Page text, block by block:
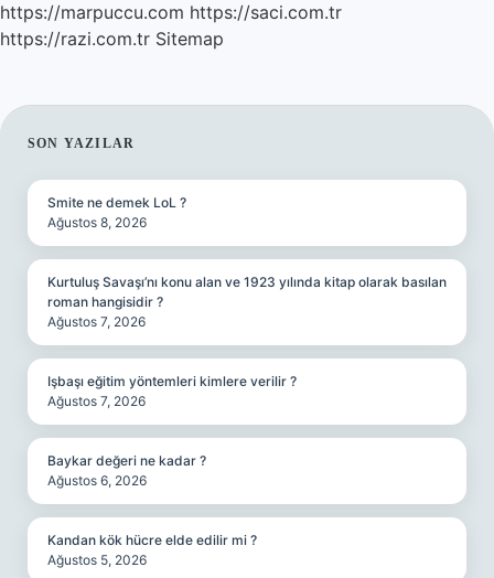
https://marpuccu.com https://saci.com.tr
https://razi.com.tr Sitemap
SIDEBAR
SON YAZILAR
Smite ne demek LoL ?
Ağustos 8, 2026
Kurtuluş Savaşı’nı konu alan ve 1923 yılında kitap olarak basılan
roman hangisidir ?
Ağustos 7, 2026
Işbaşı eğitim yöntemleri kimlere verilir ?
Ağustos 7, 2026
Baykar değeri ne kadar ?
Ağustos 6, 2026
Kandan kök hücre elde edilir mi ?
Ağustos 5, 2026